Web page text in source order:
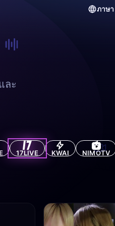
ภาษา
ละ
17LIVE KWAI NIMOTV